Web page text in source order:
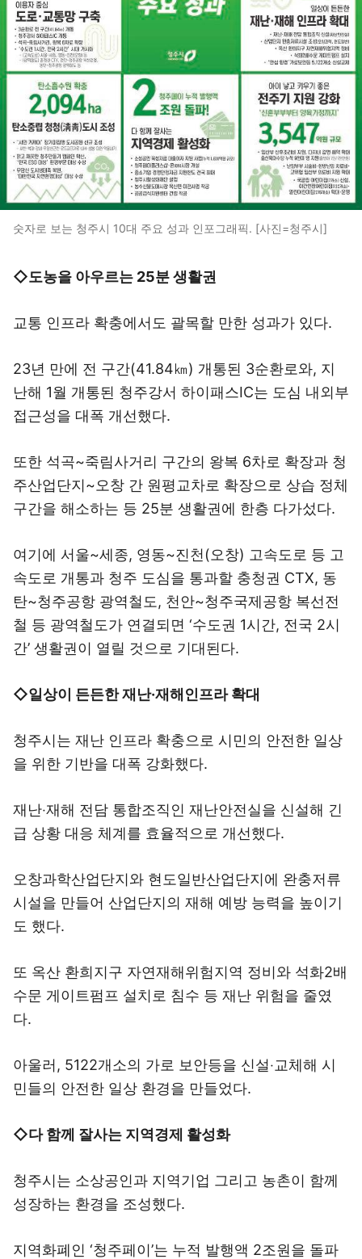
숫자로 보는 청주시 10대 주요 성과 인포그래픽. [사진=청주시]
◇도농을 아우르는 25분 생활권
교통 인프라 확충에서도 괄목할 만한 성과가 있다.
23년 만에 전 구간(41.84㎞) 개통된 3순환로와, 지
난해 1월 개통된 청주강서 하이패스IC는 도심 내외부
접근성을 대폭 개선했다.
또한 석곡~죽림사거리 구간의 왕복 6차로 확장과 청
주산업단지~오창 간 원평교차로 확장으로 상습 정체
구간을 해소하는 등 25분 생활권에 한층 다가섰다.
여기에 서울~세종, 영동~진천(오창) 고속도로 등 고
속도로 개통과 청주 도심을 통과할 충청권 CTX, 동
탄~청주공항 광역철도, 천안~청주국제공항 복선전
철 등 광역철도가 연결되면 ‘수도권 1시간, 전국 2시
간’ 생활권이 열릴 것으로 기대된다.
◇일상이 든든한 재난·재해인프라 확대
청주시는 재난 인프라 확충으로 시민의 안전한 일상
을 위한 기반을 대폭 강화했다.
재난‧재해 전담 통합조직인 재난안전실을 신설해 긴
급 상황 대응 체계를 효율적으로 개선했다.
오창과학산업단지와 현도일반산업단지에 완충저류
시설을 만들어 산업단지의 재해 예방 능력을 높이기
도 했다.
또 옥산 환희지구 자연재해위험지역 정비와 석화2배
수문 게이트펌프 설치로 침수 등 재난 위험을 줄였
다.
아울러, 5122개소의 가로 보안등을 신설‧교체해 시
민들의 안전한 일상 환경을 만들었다.
◇다 함께 잘사는 지역경제 활성화
청주시는 소상공인과 지역기업 그리고 농촌이 함께
성장하는 환경을 조성했다.
지역화폐인 ‘청주페이’는 누적 발행액 2조원을 돌파